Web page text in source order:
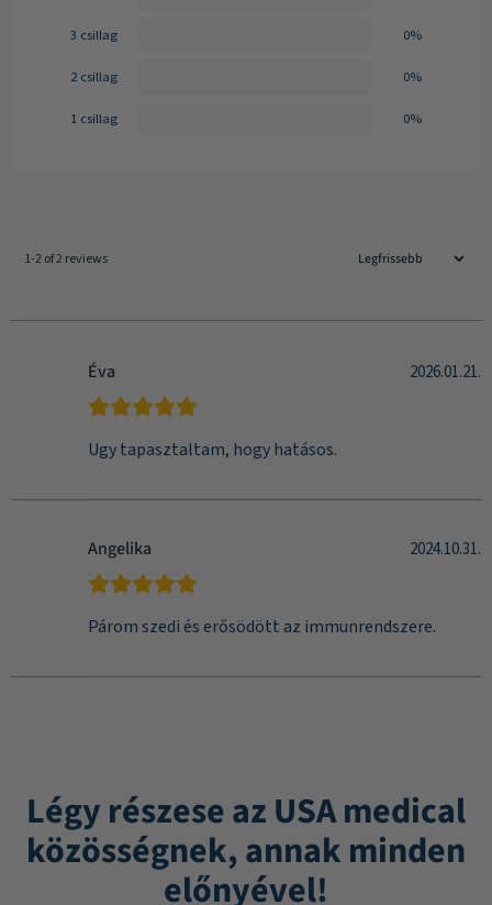
3 csillag 0%
2 csillag 0%
1 csillag 0%
1-2 of 2 reviews
Éva 2026.01.21.
Ugy tapasztaltam, hogy hatásos.
Angelika 2024.10.31.
Párom szedi és erősödött az immunrendszere.
Légy részese az USA medical
közösségnek, annak minden
előnyével!